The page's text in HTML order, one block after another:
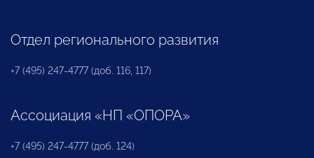
Отдел регионального развития
+7 (495) 247-4777 (доб. 116, 117)
Ассоциация «НП «ОПОРА»
+7 (495) 247-4777 (доб. 124)